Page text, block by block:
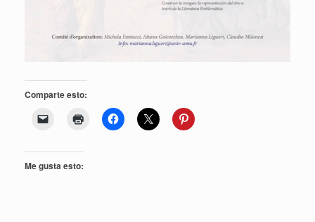
Comparte esto:
Me gusta esto: